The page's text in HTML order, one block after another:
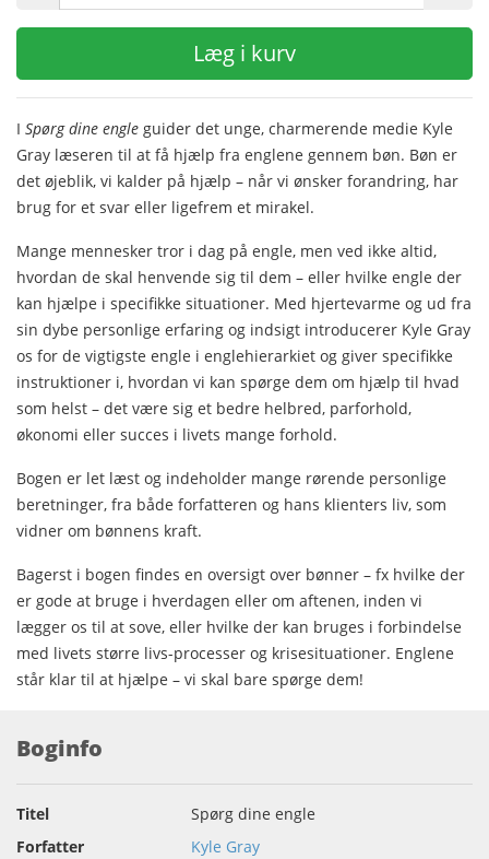
Læg i kurv
I Spørg dine engle guider det unge, charmerende medie Kyle
Gray læseren til at få hjælp fra englene gennem bøn. Bøn er
det øjeblik, vi kalder på hjælp – når vi ønsker forandring, har
brug for et svar eller ligefrem et mirakel.
Mange mennesker tror i dag på engle, men ved ikke altid,
hvordan de skal henvende sig til dem – eller hvilke engle der
kan hjælpe i specifikke situationer. Med hjertevarme og ud fra
sin dybe personlige erfaring og indsigt introducerer Kyle Gray
os for de vigtigste engle i englehierarkiet og giver specifikke
instruktioner i, hvordan vi kan spørge dem om hjælp til hvad
som helst – det være sig et bedre helbred, parforhold,
økonomi eller succes i livets mange forhold.
Bogen er let læst og indeholder mange rørende personlige
beretninger, fra både forfatteren og hans klienters liv, som
vidner om bønnens kraft.
Bagerst i bogen findes en oversigt over bønner – fx hvilke der
er gode at bruge i hverdagen eller om aftenen, inden vi
lægger os til at sove, eller hvilke der kan bruges i forbindelse
med livets større livs-processer og krisesituationer. Englene
står klar til at hjælpe – vi skal bare spørge dem!
Boginfo
Titel
Spørg dine engle
Forfatter
Kyle Gray